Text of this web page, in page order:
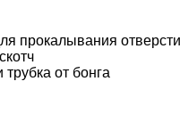
прокалывания
трубка от бонга